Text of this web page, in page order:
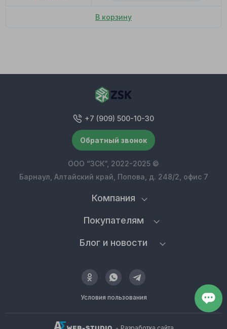
В корзину
Условия пользования
Компания
Покупателям
Блог и новости
+7 (909) 500-10-30
Обратный звонок
ООО “ЗСК”, 2022-2025 ©
Барнаул, Алтайский край, Попова, д. 248/2, офис 7